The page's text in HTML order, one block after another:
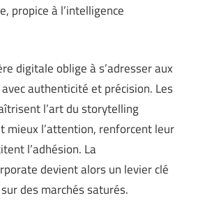
propice à l’intelligence
digitale oblige à s’adresser aux
authenticité et précision. Les
l’art du storytelling
mieux l’attention, renforcent leur
l’adhésion. La
devient alors un levier clé
des marchés saturés.